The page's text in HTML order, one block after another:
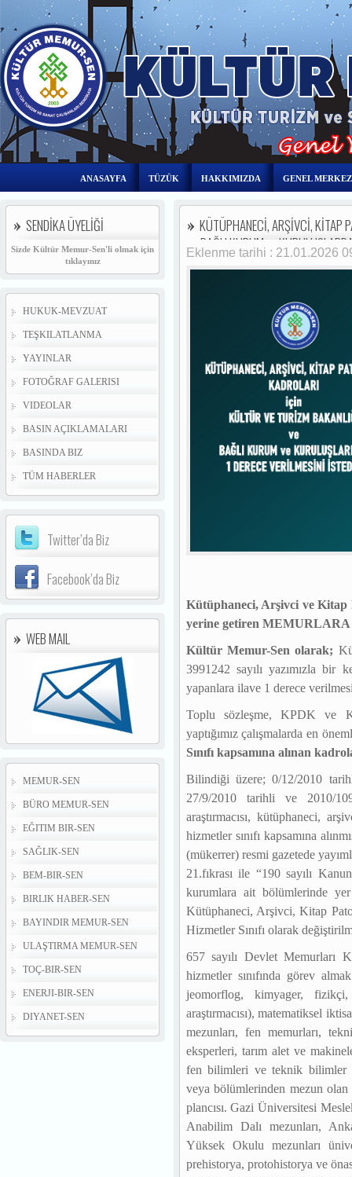
ANASAYFA TÜZÜK HAKKIMIZDA GENEL
SENDİKA ÜYELİĞİ
Sizde Kültür Memur-Sen'li olmak için
tıklayınız
HUKUK-MEVZUAT
TEŞKILATLANMA
YAYINLAR
FOTOĞRAF GALERISI
VIDEOLAR
BASIN AÇIKLAMALARI
BASINDA BIZ
TÜM HABERLER
Twitter’da Biz
Facebook’da Biz
WEB MAIL
MEMUR-SEN
BÜRO MEMUR-SEN
EĞITIM BIR-SEN
SAĞLIK-SEN
BEM-BIR-SEN
BIRLIK HABER-SEN
BAYINDIR MEMUR-SEN
ULAŞTIRMA MEMUR-SEN
TOÇ-BIR-SEN
ENERJI-BIR-SEN
DIYANET-SEN
KÜTÜPHANECİ, ARŞİVCİ, KİTAP
ve BAĞLI KURUM ve
Eklenme tarihi : 21.01.2026
Kütüphaneci, Arşivci ve Kitap
yerine getiren MEMURLARA
Kültür Memur-Sen olarak;
3991242 sayılı yazımızla bir
yapanlara ilave 1 derece
Toplu sözleşme, KPDK ve
yaptığımız çalışmalarda en
Sınıfı kapsamına alınan
Bilindiği üzere;0/12/2010
27/9/2010 tarihli ve 2010/
araştırmacısı, kütüphaneci,
hizmetler sınıfı kapsamına
(mükerrer) resmi gazetede
21.fıkrası ile “190 sayılı
kurumlara ait bölümlerinde yer
Kütüphaneci, Arşivci, Kitap
Hizmetler Sınıfı olarak
657 sayılı Devlet Memurları
hizmetler sınıfında görev
jeomorflog, kimyager,
araştırmacısı), matematiksel
mezunları, fen memurları,
eksperleri, tarım alet ve
fen bilimleri ve teknik bilimler
veya bölümlerinden mezun olan
plancısı. Gazi Üniversitesi
Anabilim Dalı mezunları,
Yüksek Okulu mezunları
prehistorya, protohistorya ve